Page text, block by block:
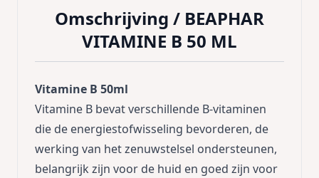
Omschrijving / BEAPHAR
VITAMINE B 50 ML
Vitamine B 50ml
Vitamine B bevat verschillende B-vitaminen
die de energiestofwisseling bevorderen, de
werking van het zenuwstelsel ondersteunen,
belangrijk zijn voor de huid en goed zijn voor